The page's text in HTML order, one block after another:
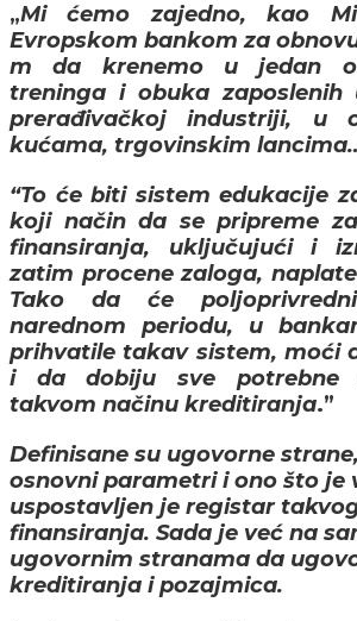
„Mi ćemo zajedno, kao
Evropskom bankom za
m da krenemo u jedan
treninga i obuka zaposlenih
prerađivačkoj industriji, u
kućama, trgovinskim
“To će biti sistem edukacije
koji način da se pripreme
finansiranja, uključujući i
zatim procene zaloga,
Tako da će
narednom periodu, u
prihvatile takav sistem, moći
i da dobiju sve potrebne
takvom načinu kreditiranja.”
Definisane su ugovorne
osnovni parametri i ono što je
uspostavljen je registar
finansiranja. Sada je već na
ugovornim stranama da
kreditiranja i pozajmica.